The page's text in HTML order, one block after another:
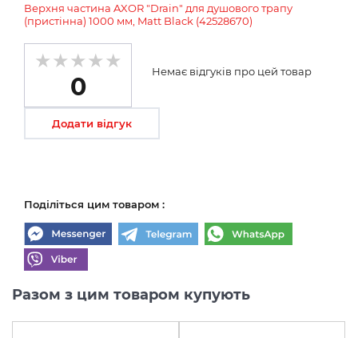
Верхня частина AXOR "Drain" для душового трапу
(пристінна) 1000 мм, Matt Black (42528670)
0
Немає відгуків про цей товар
Додати відгук
Поділіться цим товаром :
Разом з цим товаром купують